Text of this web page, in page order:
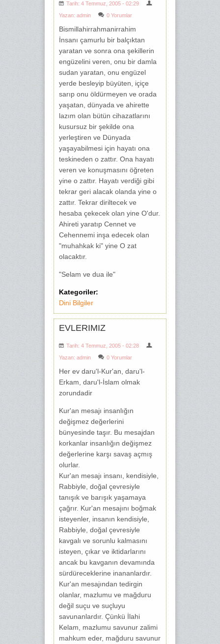
Tarih: 4 Temmuz, 2005 - 02:29
Yazan: admin 0 Yorumlar
Bismillahirrahmanirrahim
İnsanı çamurlu bir balçıktan
yaratan ve sonra ona şekillerin
engüzelini veren, onu bir damla
sudan yaratan, onu engüzel
yerde besleyip büyüten, içiçe
sarıp onu öldürmeyen ve orada
yaşatan, dünyada ve ahirette
lazım olan bütün cihazatlarını
kusursuz bir şekilde ona
yerleştiren ve Dünyada
yaşayabilmesi için hayatı ona
teskineden o zattır. Ona hayatı
veren ve konuşmasını öğreten
yine o zattır. Hayatı verdiği gibi
tekrar geri alacak olanda yine o
zattır. Tekrar diriltecek ve
hesaba çekecek olan yine O'dur.
Ahireti yaratıp Cennet ve
Cehennemi inşa edecek olan
"muhahkak ki" yine O zat
olacaktır.
"Selam ve dua ile"
Kategoriler:
Dini Bilgiler
EVLERIMIZ
Tarih: 4 Temmuz, 2005 - 02:28
Yazan: admin 0 Yorumlar
Her ev daru'l-Kur'an, daru'l-
Erkam, daru'l-İslam olmak
zorundadir
Kur'an mesajı insanlığın
değişmez değerlerini
bünyesinde taşır. Bu mesajdan
korkanlar insanlığın değişmez
değerlerine karşı savaş açmış
olurlar.
Kur'an mesajı insanı, kendisiyle,
Rabbiyle, doğal çevresiyle
tanışık ve barışık yaşamaya
çağrır. Kur'an mesajını boğmak
isteyenler, insanın kendisiyle,
Rabbiyle, doğal çevresiyle
kavgalı ve sorunlu kalmasını
isteyen, çıkar ve iktidarlarını
ancak bu kavganın devamında
sürdüreceklerine inananlardır.
Kur'an mesajından tedirgin
olanlar, mazlumu ve mağduru
değil suçu ve suçluyu
savunanlardır. Çünkü İlahi
Kelam, mazlumu savunur zalimi
mahkum eder, mağduru savunur